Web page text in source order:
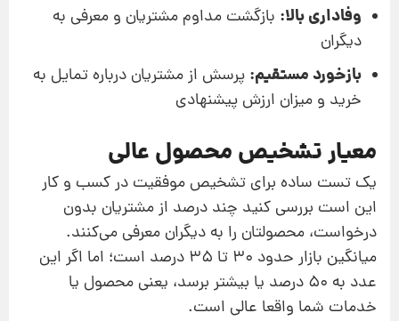
وفاداری بالا: بازگشت مداوم مشتریان و معرفی به
دیگران
بازخورد مستقیم: پرسش از مشتریان درباره تمایل به
خرید و میزان ارزش پیشنهادی
معیار تشخیص محصول عالی
یک تست ساده برای تشخیص موفقیت در کسب‌ و کار
این است بررسی کنید چند درصد از مشتریان بدون
درخواست، محصولتان را به دیگران معرفی می‌کنند.
میانگین بازار حدود ۳۰ تا ۳۵ درصد است؛ اما اگر این
عدد به ۵۰ درصد یا بیشتر برسد، یعنی محصول یا
خدمات شما واقعا عالی است.